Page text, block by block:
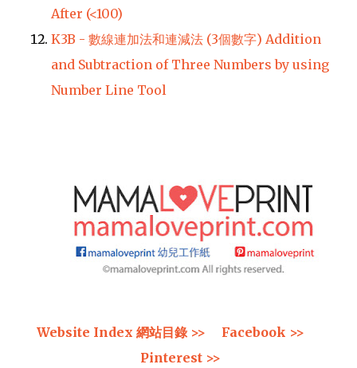
After (<100)
K3B - 數線連加法和連減法 (3個數字) Addition
and Subtraction of Three Numbers by using
Number Line Tool
Website Index 網站目錄 >>
Facebook >>
Pinterest >>